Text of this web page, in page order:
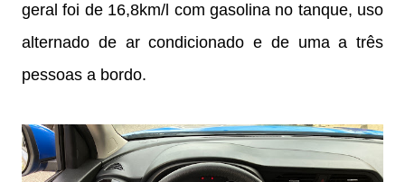
geral foi de 16,8km/l com gasolina no tanque, uso
alternado de ar condicionado e de uma a três
pessoas a bordo.